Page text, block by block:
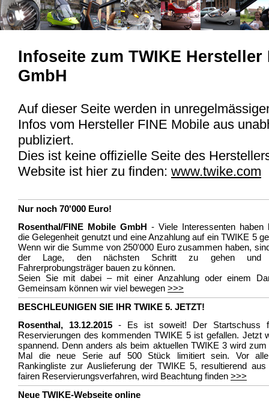
Infoseite zum TWIKE Hersteller
GmbH
Auf dieser Seite werden in
Infos vom Hersteller FINE Mobile aus
publiziert.
Dies ist keine offizielle Seite des
Website ist hier zu finden: www.twike.com
Nur noch 70'000 Euro!
Rosenthal/FINE Mobile GmbH - Viele Interessenten haben
die Gelegenheit genutzt und eine Anzahlung auf ein TWIKE 5
Wenn wir die Summe von 250'000 Euro zusammen haben,
der Lage, den nächsten Schritt zu gehen und
Fahrerprobungsträger bauen zu können.
Seien Sie mit dabei – mit einer Anzahlung oder einem
Gemeinsam können wir viel bewegen >>>
BESCHLEUNIGEN SIE IHR TWIKE 5. JETZT!
Rosenthal, 13.12.2015 - Es ist soweit! Der Startschuss
Reservierungen des kommenden TWIKE 5 ist gefallen. Jetzt
spannend. Denn anders als beim aktuellen TWIKE 3 wird zum
Mal die neue Serie auf 500 Stück limitiert sein. Vor
Rankingliste zur Auslieferung der TWIKE 5, resultierend aus
fairen Reservierungsverfahren, wird Beachtung finden >>>
Neue TWIKE-Webseite online